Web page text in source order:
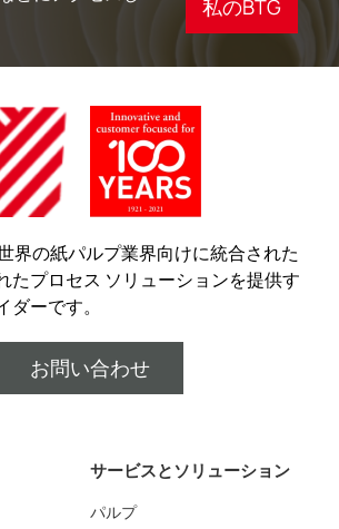
私のBTG
界の紙パルプ業界向けに統合された
たプロセス ソリューションを提供す
ーです。
お問い合わせ
サービスとソリューション
パルプ